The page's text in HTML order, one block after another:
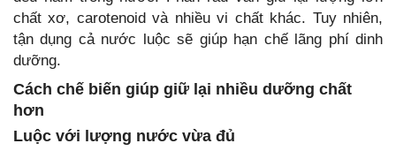
chất xơ, carotenoid và nhiều vi chất khác. Tuy nhiên,
tận dụng cả nước luộc sẽ giúp hạn chế lãng phí dinh
dưỡng.
Cách chế biến giúp giữ lại nhiều dưỡng chất
hơn
Luộc với lượng nước vừa đủ